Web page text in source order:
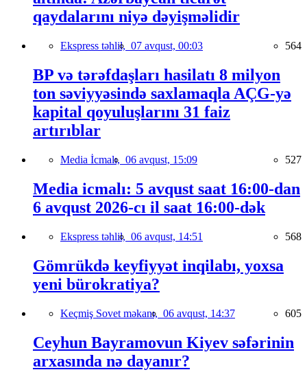
qaydalarını niyə dəyişməlidir
Ekspress təhlil, 07 avqust, 00:03 564
BP və tərəfdaşları hasilatı 8 milyon
ton səviyyəsində saxlamaqla AÇG-yə
kapital qoyuluşlarını 31 faiz
artırıblar
Media İcmalı, 06 avqust, 15:09 527
Media icmalı: 5 avqust saat 16:00-dan
6 avqust 2026-cı il saat 16:00-dək
Ekspress təhlil, 06 avqust, 14:51 568
Gömrükdə keyfiyyət inqilabı, yoxsa
yeni bürokratiya?
Keçmiş Sovet məkanı, 06 avqust, 14:37 605
Ceyhun Bayramovun Kiyev səfərinin
arxasında nə dayanır?